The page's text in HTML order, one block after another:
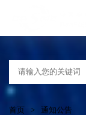
首页 > 通知公告